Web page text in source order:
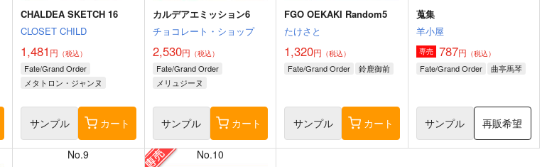
CHALDEA SKETCH 16
CLOSET CHILD
1,481 円 （税込）
Fate/Grand Order
メタトロン・ジャンヌ
サンプル カート
カルデアエミッション6
チョコレート・ショップ
2,530円 （税込）
Fate/Grand Order
メリュジーヌ
サンプル カート
FGO OEKAKI Random5
たけさと
1,320円 （税込）
Fate/Grand Order 鈴鹿御前
サンプル カート
蒐集
羊小屋
専売 787円 （税込）
Fate/Grand Order 曲亭馬琴
サンプル 再販希望
No.9 No.10